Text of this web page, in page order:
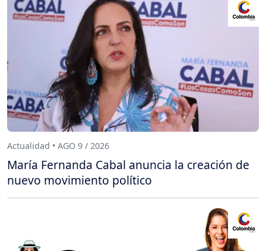
Actualidad • AGO 9 / 2026
María Fernanda Cabal anuncia la creación de
nuevo movimiento político